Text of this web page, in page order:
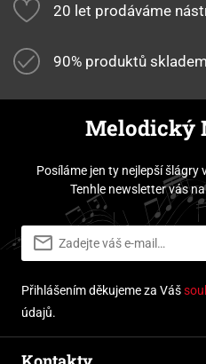
20 let prodáváme
90% produktů skladem
Melodický
Posíláme jen ty nejlepší šlágry
Tenhle newsletter vás
Přihlášením děkujeme za Váš
údajů.